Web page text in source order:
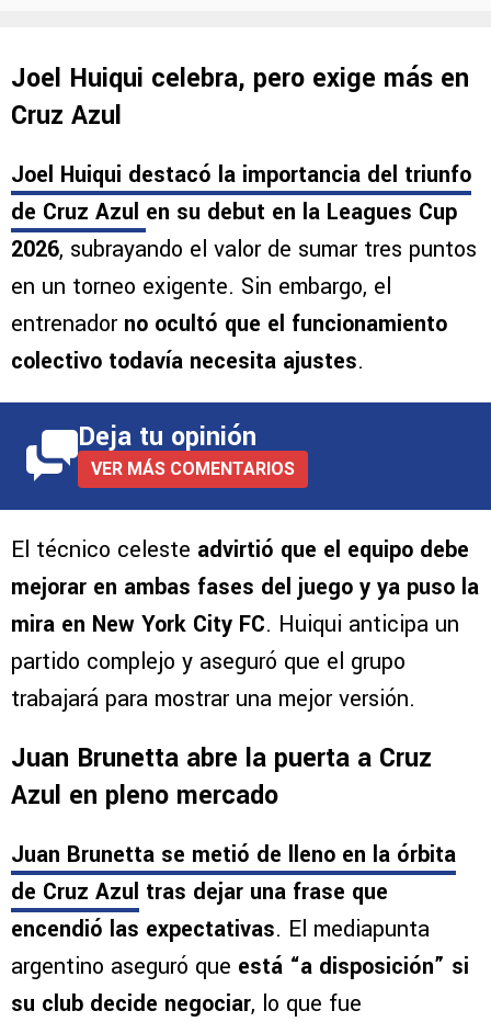
Joel Huiqui celebra, pero exige más en
Cruz Azul
Joel Huiqui destacó la importancia del triunfo
de Cruz Azul en su debut en la Leagues Cup
2026, subrayando el valor de sumar tres puntos
en un torneo exigente. Sin embargo, el
entrenador no ocultó que el funcionamiento
colectivo todavía necesita ajustes.
Deja tu opinión
VER MÁS COMENTARIOS
El técnico celeste advirtió que el equipo debe
mejorar en ambas fases del juego y ya puso la
mira en New York City FC. Huiqui anticipa un
partido complejo y aseguró que el grupo
trabajará para mostrar una mejor versión.
Juan Brunetta abre la puerta a Cruz
Azul en pleno mercado
Juan Brunetta se metió de lleno en la órbita
de Cruz Azul tras dejar una frase que
encendió las expectativas. El mediapunta
argentino aseguró que está “a disposición” si
su club decide negociar, lo que fue